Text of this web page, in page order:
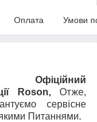
Оплата Умови
Roson, Отже,
сервісне
якими Питаннями.